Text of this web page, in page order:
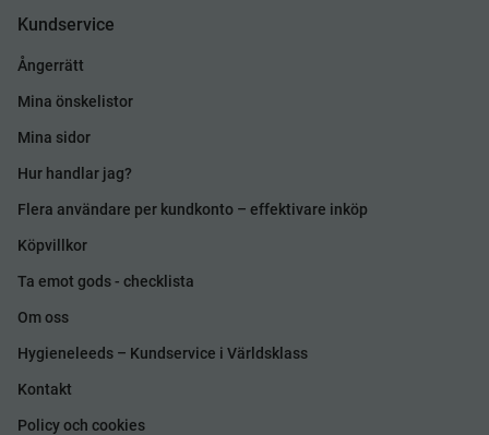
Kundservice
Ångerrätt
Mina önskelistor
Mina sidor
Hur handlar jag?
Flera användare per kundkonto – effektivare inköp
Köpvillkor
Ta emot gods - checklista
Om oss
Hygieneleeds – Kundservice i Världsklass
Kontakt
Policy och cookies